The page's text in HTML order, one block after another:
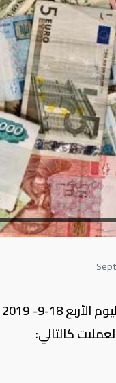
كالتالي: